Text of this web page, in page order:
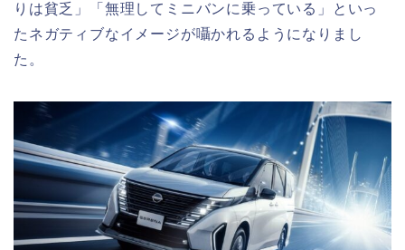
りは貧乏」「無理してミニバンに乗っている」といっ
たネガティブなイメージが囁かれるようになりまし
た。